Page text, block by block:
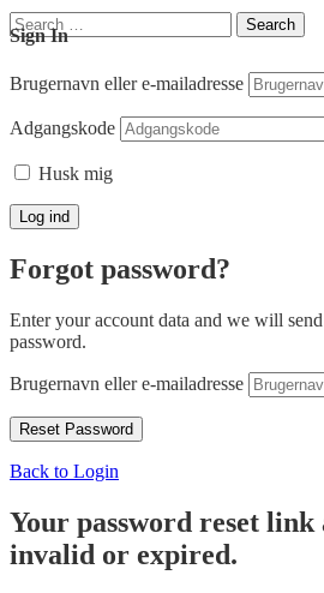
Search
for:
Search
Sign In
Brugernavn eller e-mailadresse
Adgangskode
Husk mig
Forgot password?
Enter your account data and we will
password.
Brugernavn eller e-mailadresse
Back to Login
Your password reset link
invalid or expired.